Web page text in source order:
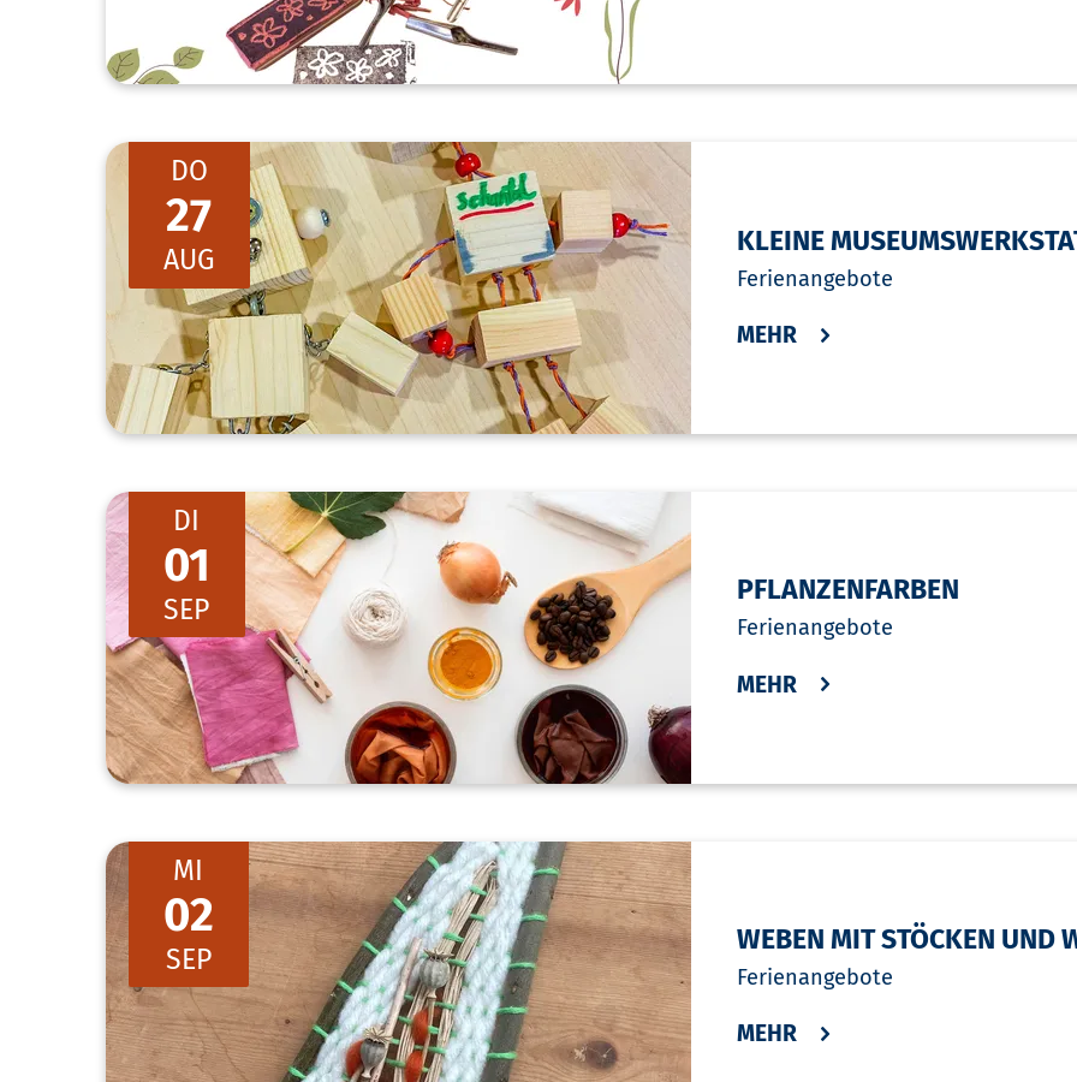
DO
27
AUG
KLEINE
Ferienangebote
MEHR
DI
01
SEP
PFLANZENFARBEN
Ferienangebote
MEHR
MI
02
SEP
WEBEN MIT STÖCKEN UND
Ferienangebote
MEHR